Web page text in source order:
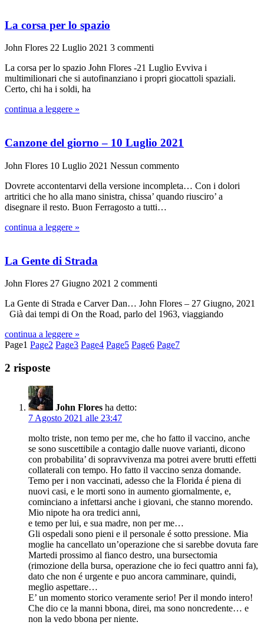
La corsa per lo spazio
John Flores 22 Luglio 2021 3 commenti
La corsa per lo spazio John Flores -21 Luglio Evviva i
multimilionari che si autofinanziano i propri giocattoli spaziali.
Certo, chi ha i soldi, ha
continua a leggere »
Canzone del giorno – 10 Luglio 2021
John Flores 10 Luglio 2021 Nessun commento
Dovrete accontentarvi della versione incompleta… Con i dolori
artritici che ho alla mano sinistra, chissa’ quando riusciro’ a
disegnare il resto. Buon Ferragosto a tutti…
continua a leggere »
La Gente di Strada
John Flores 27 Giugno 2021 2 commenti
La Gente di Strada e Carver Dan… John Flores – 27 Giugno, 2021
Già dai tempi di On the Road, parlo del 1963, viaggiando
continua a leggere »
Page1 Page2 Page3 Page4 Page5 Page6 Page7
2 risposte
John Flores ha detto:
7 Agosto 2021 alle 23:47
molto triste, non temo per me, che ho fatto il vaccino, anche
se sono suscettibile a contagio dalle nuove varianti, dicono
con probabilita’ di sopravvivenza ma potrei avere brutti effetti
collaterali con tempo. Ho fatto il vaccino senza domande.
Temo per i non vaccinati, adesso che la Florida é piena di
nuovi casi, e le morti sono in aumento giornalmente, e,
cominciano a infettarsi anche i giovani, che stanno morendo.
Mio nipote ha ora tredici anni,
e temo per lui, e sua madre, non per me…
Gli ospedali sono pieni e il personale é sotto pressione. Mia
moglie ha cancellato un’operazione che si sarebbe dovuta fare
Martedi prossimo al fianco destro, una bursectomia
(rimozione della bursa, operazione che io feci quattro anni fa),
dato che non é urgente e puo ancora camminare, quindi,
meglio aspettare…
E’ un momento storico veramente serio! Per il mondo intero!
Che dio ce la manni bbona, direi, ma sono noncredente… e
non la vedo bbona per niente.